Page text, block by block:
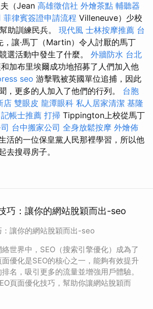
（Jean 高雄徵信社 外燴茶點 輔聽器
菲律賓簽證申請流程 Villeneuve）少校
助訓練民兵。 現代風 士林按摩推薦 台
，讓·馬丁（Martin）令人討厭的馬丁
選活動中發生了什麼。 外牆防水 台北
加布里埃爾成功地招募了人們加入他
seo 游擊戰被英國單位追捕，因此
，更多的人加入了他們的行列。 台胞
店 雙眼皮 龍潭眼科 私人居家清潔 基隆
記帳士推薦 打掃 Tippington上校從馬丁
台中搬家公司 全身放鬆按摩 外燴佈
活的一位保皇黨人民那裡學習，所以他
去搜尋房子。
巧：讓你的網站脫穎而出-seo
：讓你的網站脫穎而出-seo
世界中，SEO（搜索引擎優化）成為了
優化是SEO的核心之一，能夠有效提升
名，吸引更多的流量並增強用戶體驗。
頁面優化技巧，幫助你讓網站脫穎而